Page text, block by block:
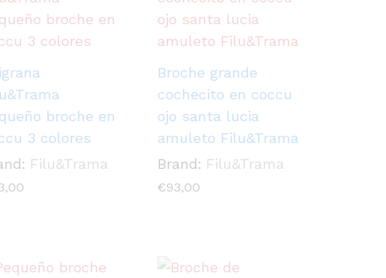
broche en
3 colores
Filu&Trama
Broche grande
cochecito en coccu
ojo santa lucia
amuleto Filu&Trama
Brand: Filu&Trama
€93,00